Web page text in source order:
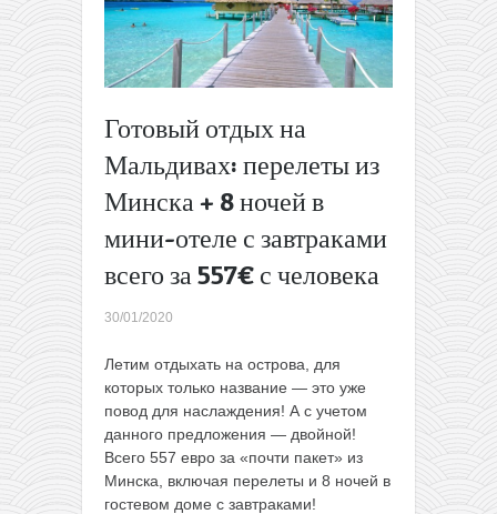
Готовый отдых на
Мальдивах: перелеты из
Минска + 8 ночей в
мини-отеле с завтраками
всего за 557€ с человека
30/01/2020
Летим отдыхать на острова, для
которых только название — это уже
повод для наслаждения! А с учетом
данного предложения — двойной!
Всего 557 евро за «почти пакет» из
Минска, включая перелеты и 8 ночей в
гостевом доме с завтраками!
Минска
море
за 32€ в
сторону
или за
в две
25% на